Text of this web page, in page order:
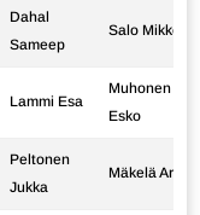
Dahal
Sameep
Salo Mikko
Lammi Esa
Muhonen
Esko
Peltonen
Jukka
Mäkelä Ari